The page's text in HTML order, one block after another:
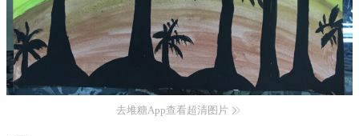
去堆糖App查看超清图片